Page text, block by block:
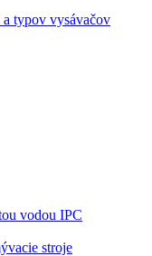
typov vysávačov
vodou IPC
stroje